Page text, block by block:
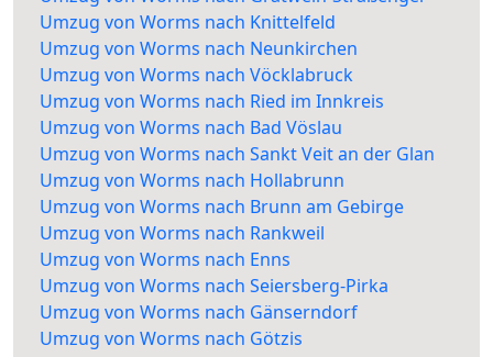
Umzug von Worms nach Knittelfeld
Umzug von Worms nach Neunkirchen
Umzug von Worms nach Vöcklabruck
Umzug von Worms nach Ried im Innkreis
Umzug von Worms nach Bad Vöslau
Umzug von Worms nach Sankt Veit an der Glan
Umzug von Worms nach Hollabrunn
Umzug von Worms nach Brunn am Gebirge
Umzug von Worms nach Rankweil
Umzug von Worms nach Enns
Umzug von Worms nach Seiersberg-Pirka
Umzug von Worms nach Gänserndorf
Umzug von Worms nach Götzis